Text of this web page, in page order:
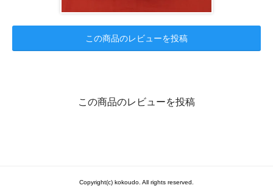
この商品のレビューを投稿
この商品のレビューを投稿
Copyright(c) kokoudo. All rights reserved.